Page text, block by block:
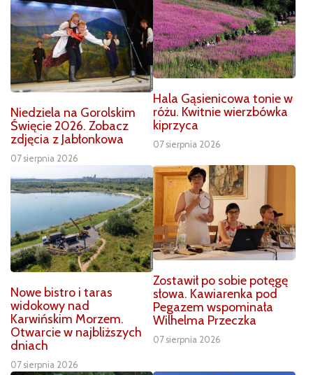
Niedziela na Gorolskim
Święcie 2026. Zobacz
zdjęcia z Jabłonkowa
07 sierpnia 2026
Hala Gąsienicowa tonie w
różu. Kwitnie wierzbówka
kiprzyca
07 sierpnia 2026
Nowe bistro i taras
widokowy nad
Karwińskim Morzem.
Otwarcie w najbliższych
dniach
07 sierpnia 2026
Zostawił po sobie potęgę
słowa. Kawiarenka pod
Pegazem wspominała
Wilhelma Przeczka
07 sierpnia 2026